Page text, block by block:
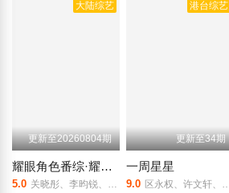
大陆综艺
更新至20260804期
耀眼角色番综·耀眼一夏
5.0 关晓彤、李昀锐、毛俊杰、边天扬、王翰闻、高秋梓
港台综艺
更新至34期
一周星星
9.0 区永权、许文轩、王镇泉